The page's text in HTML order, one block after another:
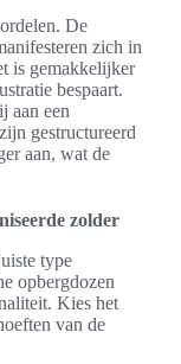
De
zich in
is gemakkelijker
bespaart.
aan een
gestructureerd
aan, wat de
zolder
type
opbergdozen
Kies het
van de